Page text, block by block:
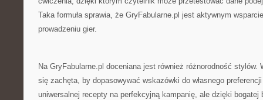
Taka formuła sprawia, że GryFabularne.pl jest aktywnym
prowadzeniu gier.
Na GryFabularne.pl doceniana jest również różnorodność
się zachęta, by dopasowywać wskazówki do własnego
uniwersalnej recepty na perfekcyjną kampanię, ale dzięki bogatej